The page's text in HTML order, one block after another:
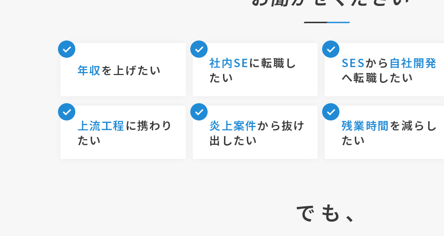
年収を上げたい 社内SEに転職し
たい
SESから 自社開発
へ転職したい
上流工程に携わり
たい
炎上案件から抜け
出したい
残業時間を減らし
たい
でも、